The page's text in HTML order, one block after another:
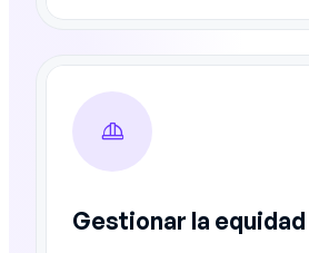
Gestionar la